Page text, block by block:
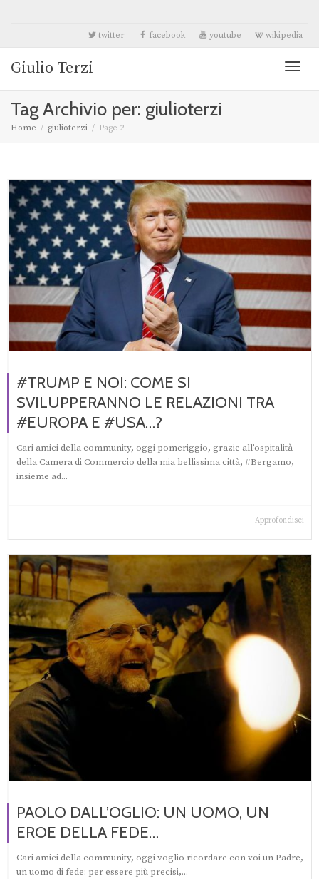
twitter facebook youtube wikipedia
Giulio Terzi
Tag Archivio per: giulioterzi
Home giulioterzi Page 2
#TRUMP E NOI: COME SI
SVILUPPERANNO LE RELAZIONI TRA
#EUROPA E #USA…?
Cari amici della community, oggi pomeriggio, grazie all’ospitalità
della Camera di Commercio della mia bellissima città, #Bergamo,
insieme ad...
Approfondisci
PAOLO DALL’OGLIO: UN UOMO, UN
EROE DELLA FEDE…
Cari amici della community, oggi voglio ricordare con voi un Padre,
un uomo di fede: per essere più precisi,...